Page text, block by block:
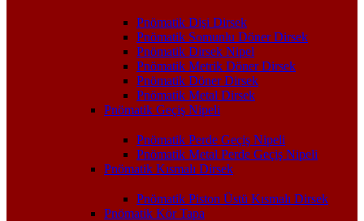
Pnömatik Dişi Dirsek
Pnömatik Somunlu Döner Dirsek
Pnömatik Dirsek Nipel
Pnömatik Metrik Döner Dirsek
Pnömatik Döner Dirsek
Pnömatik Metal Dirsek
Pnömatik Geçiş Nipeli
Pnömatik Perde Geçiş Nipeli
Pnömatik Metal Perde Geçiş Nipeli
Pnömatik Kısmalı Dirsek
Pnömatik Piston Üstü Kısmalı Dirsek
Pnömatik Kör Tapa